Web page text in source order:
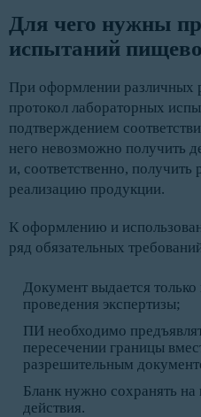
Для чего нужны
испытаний
При оформлении различных
протокол лабораторных
подтверждением
него невозможно получить
и, соответственно, получить
реализацию продукции.
К оформлению и
ряд обязательных
Документ выдается только
проведения экспертизы;
ПИ необходимо
пересечении границы
разрешительным
Бланк нужно сохранять на
действия.